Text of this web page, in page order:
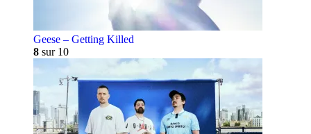
Geese – Getting Killed
8 sur 10